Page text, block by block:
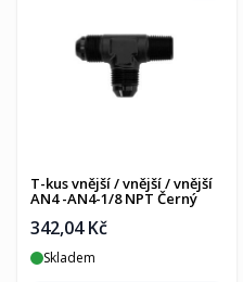
T-kus vnější / vnější / vnější
AN4 -AN4-1/8 NPT Černý
342,04 Kč
Skladem